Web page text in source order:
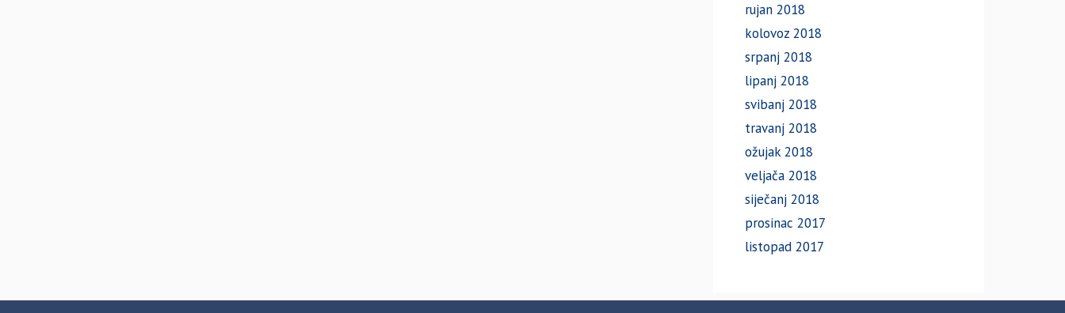
rujan 2018
kolovoz 2018
srpanj 2018
lipanj 2018
svibanj 2018
travanj 2018
ožujak 2018
veljača 2018
siječanj 2018
prosinac 2017
listopad 2017